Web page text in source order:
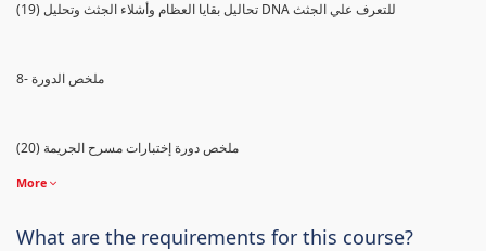
(19) تحاليل بقايا العظام وأشلاء الجثث وتحليل DNA للتعرف علي الجثث
8- ملخص الدورة
(20) ملخص دورة إختبارات مسرح الجريمة
More
What are the requirements for this course?